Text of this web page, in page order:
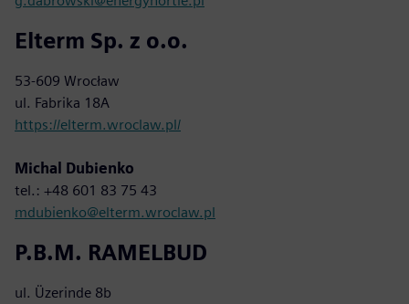
Elterm Sp. z o.o.
53-609 Wrocław
ul. Fabrika 18A
https://elterm.wroclaw.pl/
Michal Dubienko
tel.: +48 601 83 75 43
mdubienko@elterm.wroclaw.pl
P.B.M. RAMELBUD
ul. Üzerinde 8b